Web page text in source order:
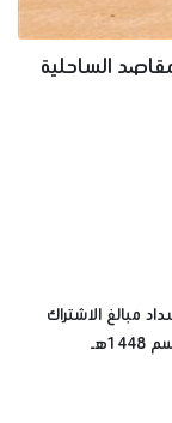
الساحلية
مبالغ الاشتراك